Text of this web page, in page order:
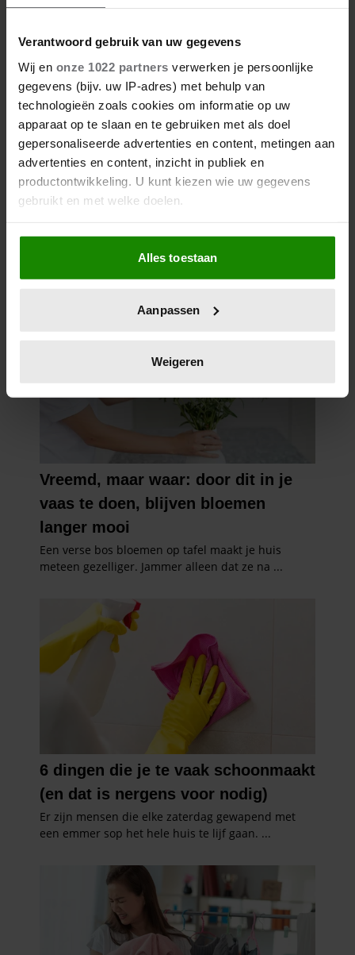
Verantwoord gebruik van uw gegevens
Wij en onze 1022 partners verwerken je persoonlijke
gegevens (bijv. uw IP-adres) met behulp van
technologieën zoals cookies om informatie op uw
apparaat op te slaan en te gebruiken met als doel
gepersonaliseerde advertenties en content, metingen aan
advertenties en content, inzicht in publiek en
productontwikkeling. U kunt kiezen wie uw gegevens
gebruikt en met welke doelen.
Als u het toestaat, willen we ook graag:
Informatie verzamelen over uw geografische
locatie, die tot een paar meter nauwkeurig kan zijn
scannen op specifieke eigenschappen (fingerprinting)
verwerkt en stel uw voorkeuren in het
intrekken in de Cookieverklaring.
We gebruiken cookies om content en advertenties te
personaliseren, om functies voor social media te bieden
en om ons websiteverkeer te analyseren. Ook delen we
informatie over uw gebruik van onze site met onze
partners voor social media, adverteren en analyse. Deze
partners kunnen deze gegevens combineren met andere
informatie die u aan ze heeft verstrekt of die ze hebben
verzameld op basis van uw gebruik van hun services. U
Alles toestaan
Aanpassen
Weigeren